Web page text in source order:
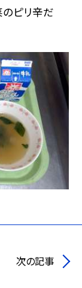
ピリ辛だ
次の記事